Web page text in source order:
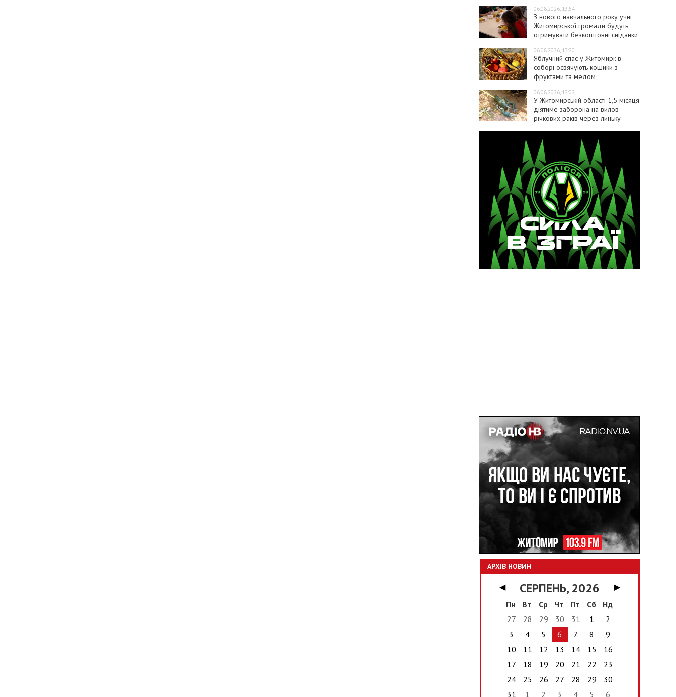
06.08.2026, 13:54
З нового навчального року учні
Житомирської громади будуть
отримувати безкоштовні сніданки
06.08.2026, 13:20
Яблучний спас у Житомирі: в
соборі освячують кошики з
фруктами та медом
06.08.2026, 12:02
У Житомирській області 1,5 місяця
діятиме заборона на вилов
річкових раків через линьку
АРХІВ НОВИН
◀ СЕРПЕНЬ, 2026
▶
Пн
Вт Ср Чт Пт Сб
Нд
27
28 29 30 31 1
2
3
4 5 6 7 8
9
10
11 12 13 14 15
16
17
18 19 20 21 22
23
24
25 26 27 28 29
30
31
1 2 3 4 5 6